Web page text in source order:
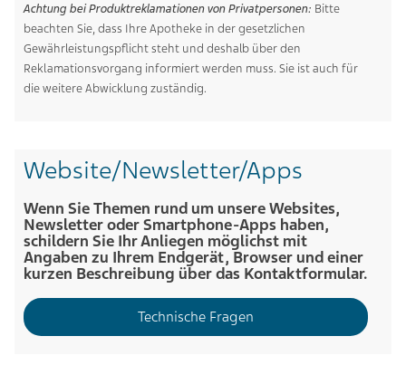
Achtung bei Produktreklamationen von Privatpersonen: Bitte
beachten Sie, dass Ihre Apotheke in der gesetzlichen
Gewährleistungspflicht steht und deshalb über den
Reklamationsvorgang informiert werden muss. Sie ist auch für
die weitere Abwicklung zuständig.
Website/Newsletter/Apps
Wenn Sie Themen rund um unsere Websites,
Newsletter oder Smartphone-Apps haben,
schildern Sie Ihr Anliegen möglichst mit
Angaben zu Ihrem Endgerät, Browser und einer
kurzen Beschreibung über das Kontaktformular.
Technische Fragen